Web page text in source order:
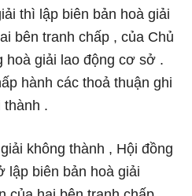
thì lập biên bản hoà giải
bên tranh chấp , của Chủ
hoà giải lao động cơ ѕở .
hành các thoả thuận ghi
thành .
không thành , Hội đồng
lập biên bản hoà giải